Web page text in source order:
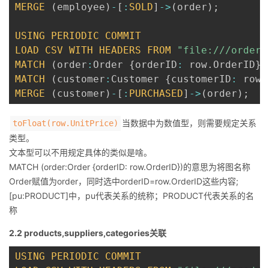
MERGE
( employee ) - [ : SOLD] -> ( order ) ;
USING PERIODIC
COMMIT
LOAD
CSV WITH HEADERS FROM
"file:///
MATCH
( order : Order {orderID : row. OrderID}
MATCH
( customer : Customer {customerID : row
MERGE
( customer ) - [ : PURCHASED] -> ( order ) ;
toFloat(row.UnitPrice)
当数据中为数值型，则需要规定关系
类型。
文本型可以不用规定具体的类似是啥。
MATCH (order:Order {orderID: row.OrderID})的意思为将图名称
Order赋值为order，同时选中orderID=row.OrderID这些内容;
[pu:PRODUCT]中，pu代表关系的统称；PRODUCT代表关系的名
称
2.2 products,suppliers,categories关联
USING PERIODIC
COMMIT